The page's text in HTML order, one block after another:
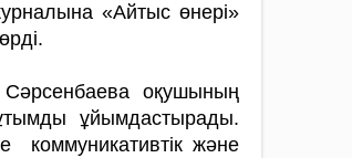
«Айтыс өнері»
Сәрсенбаева оқу­шы­ның
ұйым­дастырады.
комму­ни­ка­тивтік және